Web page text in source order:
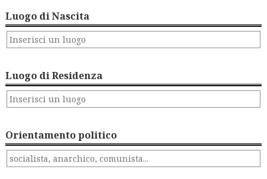
Luogo di Nascita
Luogo di Residenza
Orientamento politico